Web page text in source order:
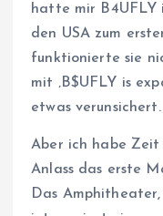
hatte mir B4UFLY
den USA zum
funktionierte sie
mit ‚B$UFLY is
etwas verunsichert.
Aber ich habe Zeit
Anlass das erste
Das